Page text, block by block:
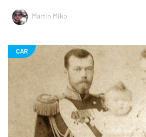
Martin Miko